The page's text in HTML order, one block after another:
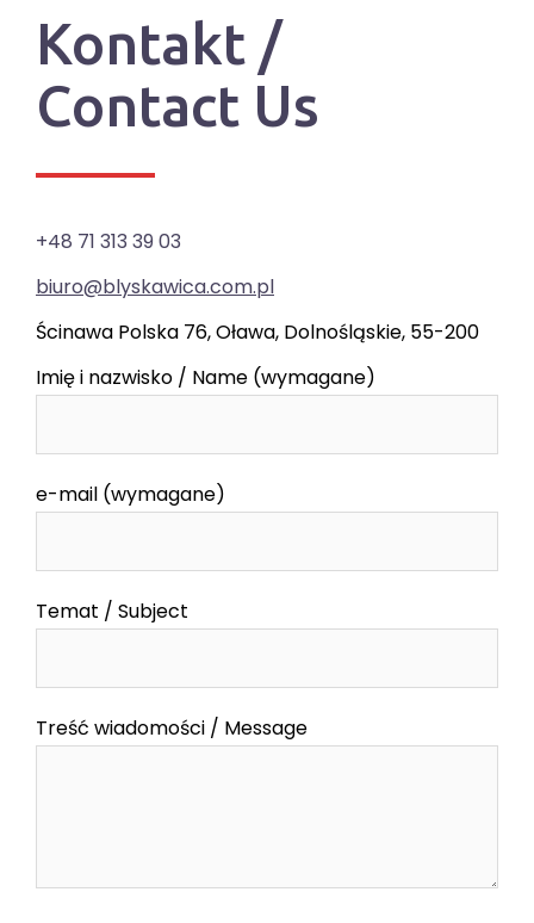
Kontakt /
Contact Us
+48 71 313 39 03
biuro@blyskawica.com.pl
Ścinawa Polska 76, Oława, Dolnośląskie, 55-200
Imię i nazwisko / Name (wymagane)
e-mail (wymagane)
Temat / Subject
Treść wiadomości / Message